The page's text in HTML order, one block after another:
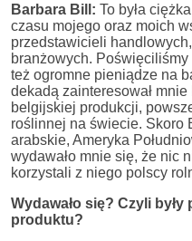
Barbara Bill: To była
czasu mojego oraz moich
przedstawicieli
branżowych.
też ogromne pieniądze na
dekadą zainteresował
belgijskiej produkcji,
roślinnej na świecie. Skoro
arabskie, Ameryka
wydawało mnie się, że nic
korzystali z niego polscy
Wydawało się? Czyli
produktu?